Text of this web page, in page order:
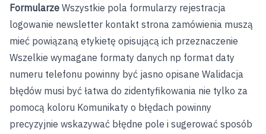
Formularze Wszystkie pola formularzy rejestracja
logowanie newsletter kontakt strona zamówienia muszą
mieć powiązaną etykietę opisującą ich przeznaczenie
Wszelkie wymagane formaty danych np format daty
numeru telefonu powinny być jasno opisane Walidacja
błędów musi być łatwa do zidentyfikowania nie tylko za
pomocą koloru Komunikaty o błędach powinny
precyzyjnie wskazywać błędne pole i sugerować sposób